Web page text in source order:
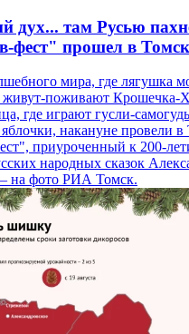
дух... там Русью
фест" прошел в
мира, где лягушка
живут-поживают Крошечка-
где играют гусли-
накануне провели в
приуроченный к 200-
народных сказок
на фото РИА Томск.